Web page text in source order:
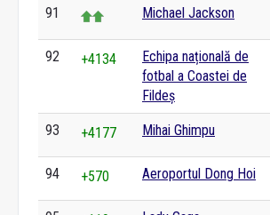
91 Michael Jackson
92 +4134
Echipa națională de
fotbal a Coastei de
Fildeș
93 +4177 Mihai Ghimpu
94 +570 Aeroportul Dong Hoi